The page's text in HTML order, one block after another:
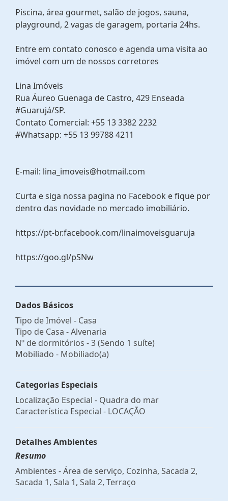
Piscina, área gourmet, salão de jogos, sauna,
playground, 2 vagas de garagem, portaria 24hs.
Entre em contato conosco e agenda uma visita ao
imóvel com um de nossos corretores
Lina Imóveis
Rua Áureo Guenaga de Castro, 429 Enseada
#Guarujá/SP.
Contato Comercial: +55 13 3382 2232
#Whatsapp: +55 13 99788 4211
E-mail: lina_imoveis@hotmail.com
Curta e siga nossa pagina no Facebook e fique por
dentro das novidade no mercado imobiliário.
https://pt-br.facebook.com/linaimoveisguaruja
https://goo.gl/pSNw
Dados Básicos
Tipo de Imóvel - Casa
Tipo de Casa - Alvenaria
Nº de dormitórios - 3 (Sendo 1 suíte)
Mobiliado - Mobiliado(a)
Categorias Especiais
Localização Especial - Quadra do mar
Característica Especial - LOCAÇÃO
Detalhes Ambientes
Resumo
Ambientes - Área de serviço, Cozinha, Sacada 2,
Sacada 1, Sala 1, Sala 2, Terraço